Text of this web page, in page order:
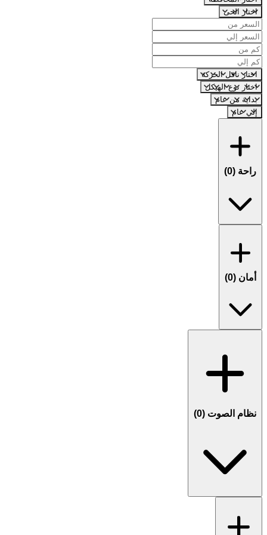
اختار الحى
اختار ناقل الحركة
اختار نوع الهيكل
بداية من عام
إلي عام
راحة (0
)
أمان (0
)
نظام الصوت (0
)